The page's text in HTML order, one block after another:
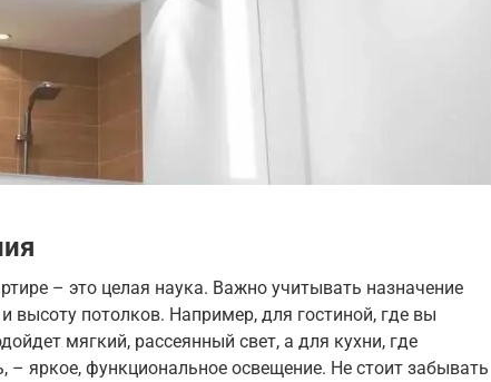
– это целая наука. Важно учитывать назначение
потолков. Например, для гостиной, где вы
мягкий, рассеянный свет, а для кухни, где
– яркое, функциональное освещение. Не стоит забывать